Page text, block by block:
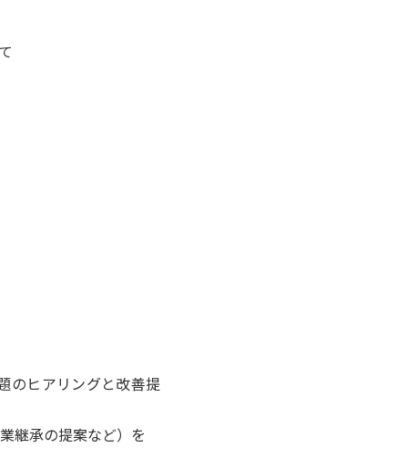
のヒアリングと改善提
継承の提案など）を